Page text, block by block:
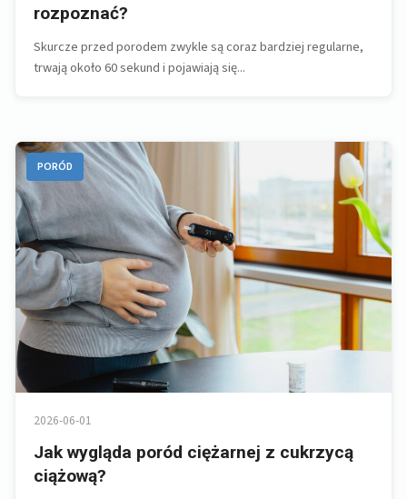
rozpoznać?
Skurcze przed porodem zwykle są coraz bardziej regularne,
trwają około 60 sekund i pojawiają się...
PORÓD
2026-06-01
Jak wygląda poród ciężarnej z cukrzycą
ciążową?